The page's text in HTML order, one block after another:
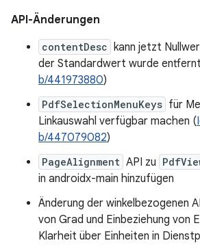
API-Änderungen
contentDesc kann jetzt
der Standardwert wurde
b/441973880)
PdfSelectionMenuKeys für
Linkauswahl verfügbar machen (
b/447079082)
PageAlignment API zu
in androidx-main hinzufügen
Änderung der winkelbezogenen
von Grad und Einbeziehung von
Klarheit über Einheiten in